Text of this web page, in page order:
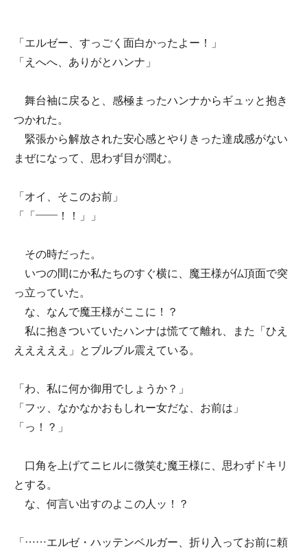
「エルゼー、すっごく面白かったよー！」
「えへへ、ありがとハンナ」
舞台袖に戻ると、感極まったハンナからギュッと抱き
つかれた。
緊張から解放された安心感とやりきった達成感がない
まぜになって、思わず目が潤む。
「オイ、そこのお前」
「「――！！」」
その時だった。
いつの間にか私たちのすぐ横に、魔王様が仏頂面で突
っ立っていた。
な、なんで魔王様がここに！？
私に抱きついていたハンナは慌てて離れ、また「ひえ
えええええ」とブルブル震えている。
「わ、私に何か御用でしょうか？」
「フッ、なかなかおもしれー女だな、お前は」
「っ！？」
口角を上げてニヒルに微笑む魔王様に、思わずドキリ
とする。
な、何言い出すのよこの人ッ！？
「……エルゼ・ハッテンベルガー、折り入ってお前に頼